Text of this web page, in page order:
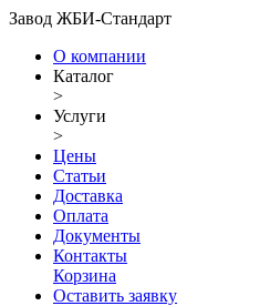
Завод ЖБИ-Стандарт
О компании
Каталог
>
Услуги
>
Цены
Статьи
Доставка
Оплата
Документы
Контакты
Корзина
Оставить заявку